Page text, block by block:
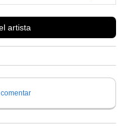
artista
comentar